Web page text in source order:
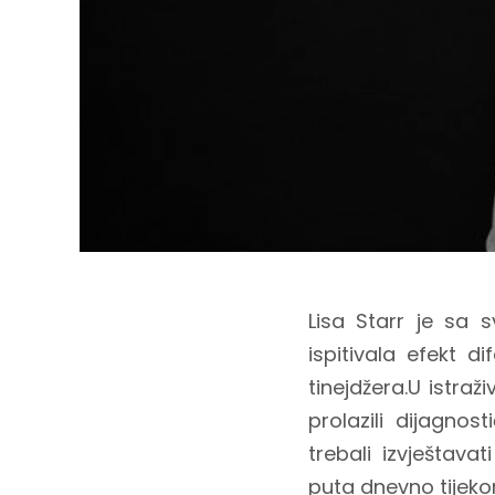
Lisa Starr je sa
ispitivala efekt
tinejdžera.U
prolazili
trebali
puta dnevno